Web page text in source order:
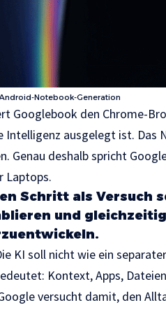
Notebook-Generation
den Chrome-
Intelligenz ausgelegt ist. Das
deshalb spricht
Laptops.
Schritt als Versuch
und
KI soll nicht wie ein
Kontext, Apps,
versucht damit, den